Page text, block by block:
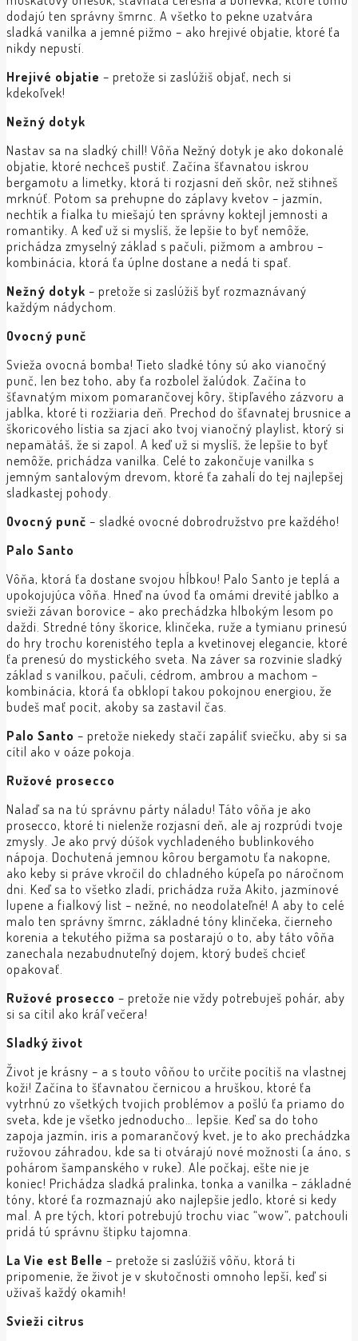
dodajú ten správny šmrnc. A všetko to pekne uzatvára
sladká vanilka a jemné pižmo – ako hrejivé objatie, ktoré ťa
nikdy nepustí.
Hrejivé objatie – pretože si zaslúžiš objať, nech si
kdekoľvek!
Nežný dotyk
Nastav sa na sladký chill! Vôňa Nežný dotyk je ako dokonalé
objatie, ktoré nechceš pustiť. Začína šťavnatou iskrou
bergamotu a limetky, ktorá ti rozjasní deň skôr, než stihneš
mrknúť. Potom sa prehupne do záplavy kvetov – jazmín,
nechtík a fialka tu miešajú ten správny koktejl jemnosti a
romantiky. A keď už si myslíš, že lepšie to byť nemôže,
prichádza zmyselný základ s pačuli, pižmom a ambrou –
kombinácia, ktorá ťa úplne dostane a nedá ti spať.
Nežný dotyk – pretože si zaslúžiš byť rozmaznávaný
každým nádychom.
Ovocný punč
Svieža ovocná bomba! Tieto sladké tóny sú ako vianočný
punč, len bez toho, aby ťa rozbolel žalúdok. Začína to
šťavnatým mixom pomarančovej kôry, štipľavého zázvoru a
jablka, ktoré ti rozžiaria deň. Prechod do šťavnatej brusnice a
škoricového lístia sa zjací ako tvoj vianočný playlist, ktorý si
nepamätáš, že si zapol. A keď už si myslíš, že lepšie to byť
nemôže, prichádza vanilka. Celé to zakončuje vanilka s
jemným santalovým drevom, ktoré ťa zahalí do tej najlepšej
sladkastej pohody.
Ovocný punč – sladké ovocné dobrodružstvo pre každého!
Palo Santo
Vôňa, ktorá ťa dostane svojou hĺbkou! Palo Santo je teplá a
upokojujúca vôňa. Hneď na úvod ťa omámi drevité jablko a
svieži závan borovice – ako prechádzka hlbokým lesom po
daždi. Stredné tóny škorice, klinčeka, ruže a tymianu prinesú
do hry trochu korenistého tepla a kvetinovej elegancie, ktoré
ťa prenesú do mystického sveta. Na záver sa rozvinie sladký
základ s vanilkou, pačuli, cédrom, ambrou a machom –
kombinácia, ktorá ťa obklopí takou pokojnou energiou, že
budeš mať pocit, akoby sa zastavil čas.
Palo Santo – pretože niekedy stačí zapáliť sviečku, aby si sa
cítil ako v oáze pokoja.
Ružové prosecco
Nalaď sa na tú správnu párty náladu! Táto vôňa je ako
prosecco, ktoré ti nielenže rozjasní deň, ale aj rozprúdi tvoje
zmysly. Je ako prvý dúšok vychladeného bublinkového
nápoja. Dochutená jemnou kôrou bergamotu ťa nakopne,
ako keby si práve vkročil do chladného kúpeľa po náročnom
dni. Keď sa to všetko zladí, prichádza ruža Akito, jazmínové
lupene a fialkový list – nežné, no neodolateľné! A aby to celé
malo ten správny šmrnc, základné tóny klinčeka, čierneho
korenia a tekutého pižma sa postarajú o to, aby táto vôňa
zanechala nezabudnuteľný dojem, ktorý budeš chcieť
opakovať.
Ružové prosecco – pretože nie vždy potrebuješ pohár, aby
si sa cítil ako kráľ večera!
Sladký život
Život je krásny – a s touto vôňou to určite pocítiš na vlastnej
koži! Začína to šťavnatou černicou a hruškou, ktoré ťa
vytrhnú zo všetkých tvojich problémov a pošlú ťa priamo do
sveta, kde je všetko jednoducho… lepšie. Keď sa do toho
zapoja jazmín, iris a pomarančový kvet, je to ako prechádzka
ružovou záhradou, kde sa ti otvárajú nové možnosti (a áno, s
pohárom šampanského v ruke). Ale počkaj, ešte nie je
koniec! Prichádza sladká pralinka, tonka a vanilka – základné
tóny, ktoré ťa rozmaznajú ako najlepšie jedlo, ktoré si kedy
mal. A pre tých, ktorí potrebujú trochu viac “wow”, patchouli
pridá tú správnu štipku tajomna.
La Vie est Belle – pretože si zaslúžiš vôňu, ktorá ti
pripomenie, že život je v skutočnosti omnoho lepší, keď si
užívaš každý okamih!
Svieži citrus